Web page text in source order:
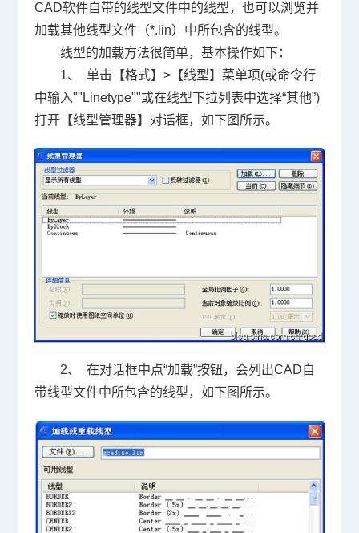
CAD软件自带的线型文件中的线型，也可以浏览并
加载其他线型文件（*.lin）中所包含的线型。
线型的加载方法很简单，基本操作如下：
1、 单击【格式】>【线型】菜单项(或命令行
中输入""Linetype""或在线型下拉列表中选择“其他”)
打开【线型管理器】对话框，如下图所示。
2、 在对话框中点“加载”按钮，会列出CAD自
带线型文件中所包含的线型，如下图所示。